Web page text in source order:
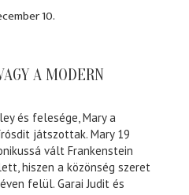
10.
A MODERN
és felesége, Mary a
játszottak. Mary 19
vált Frankenstein
hiszen a közönség szeret
felül. Garai Judit és